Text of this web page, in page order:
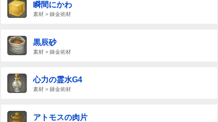
瞬間にかわ
素材 > 錬金術材
黒辰砂
素材 > 錬金術材
心力の霊水G4
素材 > 錬金術材
アトモスの肉片